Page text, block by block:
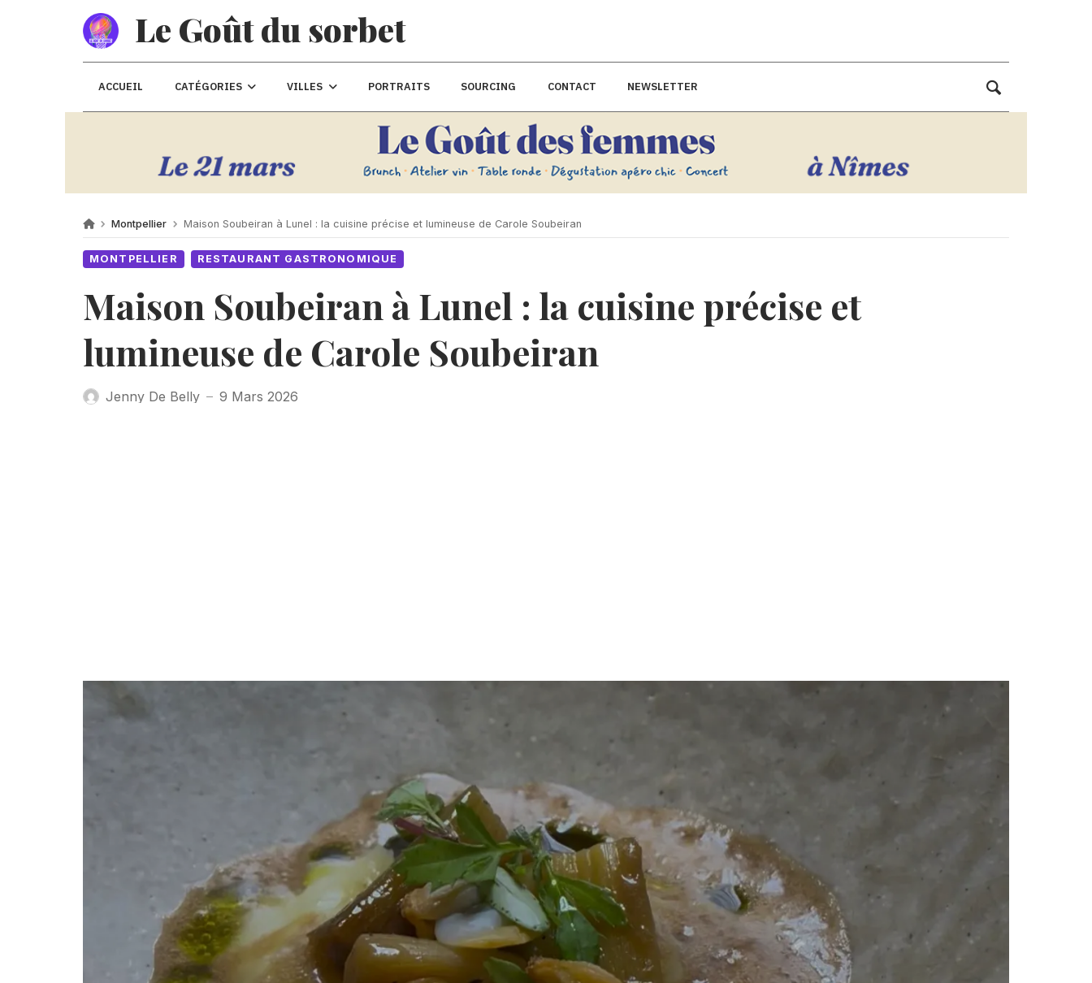
Le Goût du sorbet
ACCUEIL CATÉGORIES VILLES PORTRAITS SOURCING CONTACT NEWSLETTER
Montpellier Maison Soubeiran à Lunel : la cuisine précise et lumineuse de Carole Soubeiran
MONTPELLIER RESTAURANT GASTRONOMIQUE
Maison Soubeiran à Lunel : la cuisine précise et
lumineuse de Carole Soubeiran
Jenny De Belly — 9 Mars 2026